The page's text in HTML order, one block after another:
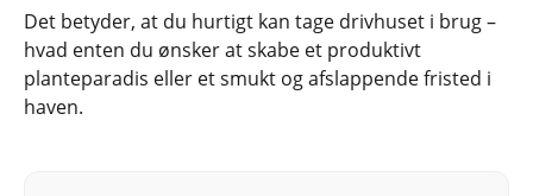
Det betyder, at du hurtigt kan tage drivhuset i brug –
hvad enten du ønsker at skabe et produktivt
planteparadis eller et smukt og afslappende fristed i
haven.